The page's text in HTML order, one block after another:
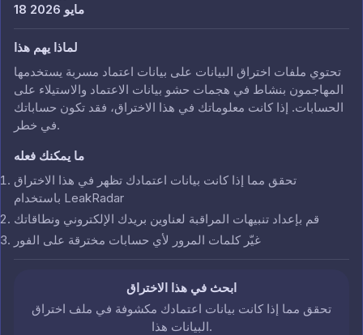
18 مايو 2026
لماذا يهم هذا
تحتوي ملفات اختراق البيانات على بيانات اعتماد مسربة يستخدمها
المهاجمون بنشاط في هجمات حشو بيانات الاعتماد والاستيلاء على
الحسابات. إذا كانت معلوماتك في هذا الاختراق، فقد تكون حساباتك
في خطر.
ما يمكنك فعله
تحقق مما إذا كانت بيانات اعتمادك تظهر في هذا الاختراق
باستخدام LeakRadar
قم بإعداد تنبيهات المراقبة لعناوين بريدك الإلكتروني ونطاقاتك
غيّر كلمات المرور لأي حسابات مخترقة على الفور
ابحث في هذا الاختراق
تحقق مما إذا كانت بيانات اعتمادك مكشوفة في ملف اختراق
البيانات هذا.